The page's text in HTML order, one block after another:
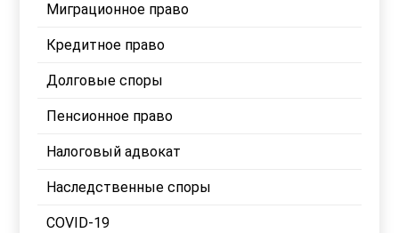
Миграционное право
Кредитное право
Долговые споры
Пенсионное право
Налоговый адвокат
Наследственные споры
COVID-19